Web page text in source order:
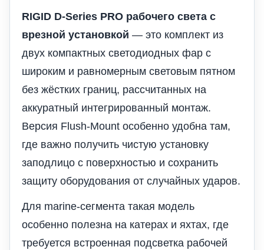
RIGID D-Series PRO рабочего света с
врезной установкой — это комплект из
двух компактных светодиодных фар с
широким и равномерным световым пятном
без жёстких границ, рассчитанных на
аккуратный интегрированный монтаж.
Версия Flush-Mount особенно удобна там,
где важно получить чистую установку
заподлицо с поверхностью и сохранить
защиту оборудования от случайных ударов.
Для marine-сегмента такая модель
особенно полезна на катерах и яхтах, где
требуется встроенная подсветка рабочей